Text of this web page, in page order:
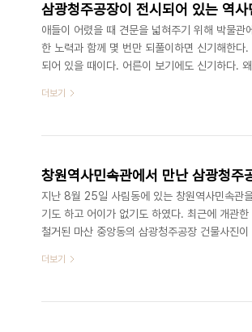
삼광청주공장이 전시되어 있는 역사
애들이 어렸을 때 견문을 넓혀주기 위해 박물관
한 노력과 함께 몇 번만 되풀이하면 신기해한
되어 있을 때이다. 어른이 보기에도 신기하다.
던 물건을 찾아서 정성을 다해 반질반질하게
신 생활용품이 있었는데 귀한 줄 모르고 함부
더보기
창원역사민속관에서 만난 삼광청주
지난 8월 25일 사림동에 있는 창원역사민속관
기도 하고 어이가 없기도 하였다. 최근에 개관
철거된 마산 중앙동의 삼광청주공장 건물사진
관에서 아무런 노력을 하지 않다가 이제와서
해 11월 창원 컨벤션센터에서 열린 경남건축문
더보기